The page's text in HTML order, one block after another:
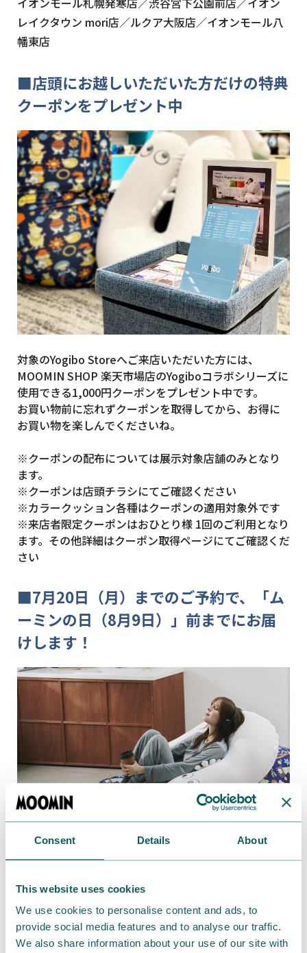
Consent Details About
This website uses cookies
We use cookies to personalise content and ads, to
provide social media features and to analyse our traffic.
We also share information about your use of our site with
レイクタウン mori店／ルクア大阪店／イオンモール八
幡東店
■店頭にお越しいただいた方だけの特典
クーポンをプレゼント中
対象のYogibo Storeへご来店いただいた方には、
MOOMIN SHOP 楽天市場店のYogiboコラボシリーズに
使用できる1,000円クーポンをプレゼント中です。
お買い物前に忘れずクーポンを取得してから、お得に
お買い物を楽しんでくださいね。
※クーポンの配布については展示対象店舗のみとなり
ます。
※クーポンは店頭チラシにてご確認ください
※カラークッション各種はクーポンの適用対象外です
※来店者限定クーポンはおひとり様 1回のご利用となり
ます。その他詳細はクーポン取得ページにてご確認くだ
さい
■7月20日（月）までのご予約で、「ム
ーミンの日（8月9日）」前までにお届
けします！